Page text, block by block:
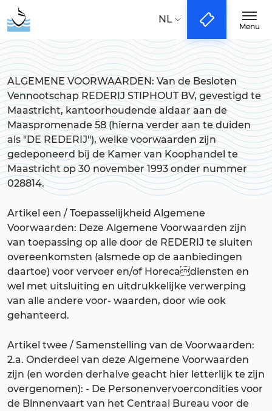
Boottochten
City-Tours
Sloepverhuur
Groups & Events
Vertreklocatie
Taal: EN DE
NL
Menu
ALGEMENE VOORWAARDEN: Van de Besloten
Vennootschap REDERIJ STIPHOUT BV, gevestigd te
Maastricht, kantoorhoudende aldaar aan de
Maaspromenade 58 (hierna verder aan te duiden
als "DE REDERIJ"), welke voorwaarden zijn
gedeponeerd bij de Kamer van Koophandel te
Maastricht op 30 november 1993 onder nummer
028814.
Artikel een / Toepasselijkheid Algemene
Voorwaarden: Deze Algemene Voorwaarden zijn
van toepassing op alle door de REDERIJ te sluiten
overeenkomsten (alsmede op de aanbiedingen
daartoe) voor vervoer en/of Horecadiensten en
wel met uitsluiting en uitdrukkelijke verwerping
van alle andere voor- waarden, door wie ook
gehanteerd.
Artikel twee / Samenstelling van de Voorwaarden:
2.a. Onderdeel van deze Algemene Voorwaarden
zijn (en worden derhalve geacht hier letterlijk te zijn
overgenomen): - De Personenvervoercondities voor
de Binnenvaart van het Centraal Bureau voor de